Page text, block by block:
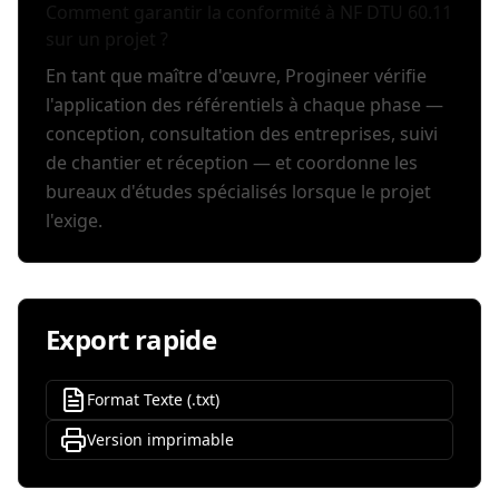
En tant que maître d'œuvre, Progineer vérifie
l'application des référentiels à chaque phase —
conception, consultation des entreprises, suivi
de chantier et réception — et coordonne les
bureaux d'études spécialisés lorsque le projet
l'exige.
Export rapide
Format Texte (.txt)
Version imprimable